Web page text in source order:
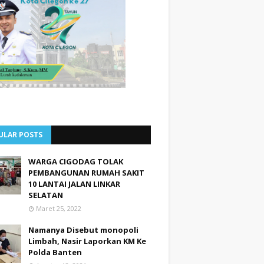
POSTS
WARGA CIGODAG TOLAK
PEMBANGUNAN RUMAH SAKIT
10 LANTAI JALAN LINKAR
SELATAN
Maret 25, 2022
Namanya Disebut monopoli
Limbah, Nasir Laporkan KM Ke
Polda Banten